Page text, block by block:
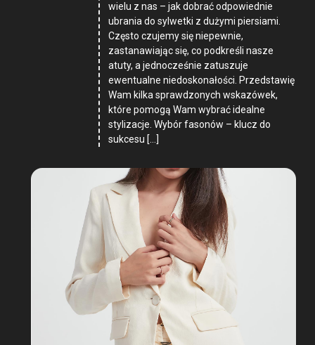
wielu z nas – jak dobrać odpowiednie
ubrania do sylwetki z dużymi piersiami.
Często czujemy się niepewnie,
zastanawiając się, co podkreśli nasze
atuty, a jednocześnie zatuszuje
ewentualne niedoskonałości. Przedstawię
Wam kilka sprawdzonych wskazówek,
które pomogą Wam wybrać idealne
stylizacje. Wybór fasonów – klucz do
sukcesu […]